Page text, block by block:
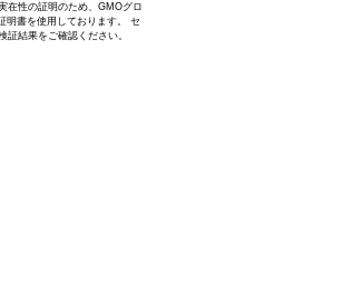
在性の証明のため、GMOグロ
明書を使用しております。 セ
証結果をご確認ください。